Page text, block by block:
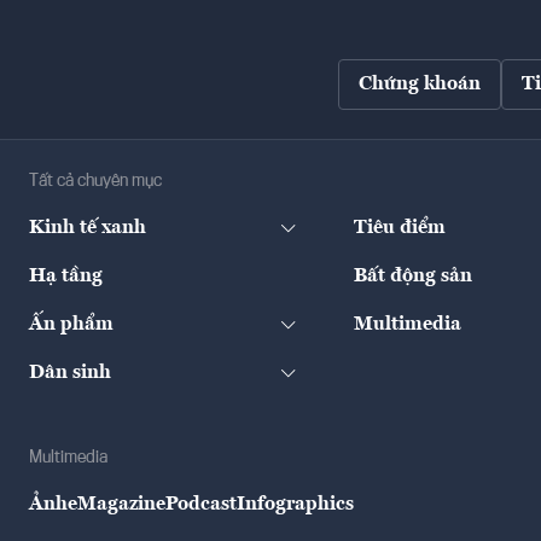
Chứng khoán
Tất cả chuyên mục
Kinh tế xanh Tiêu điểm
Hạ tầng Bất động sản
Ấn phẩm Multimedia
Dân sinh
Multimedia
ẢnheMagazinePodcastInfographics